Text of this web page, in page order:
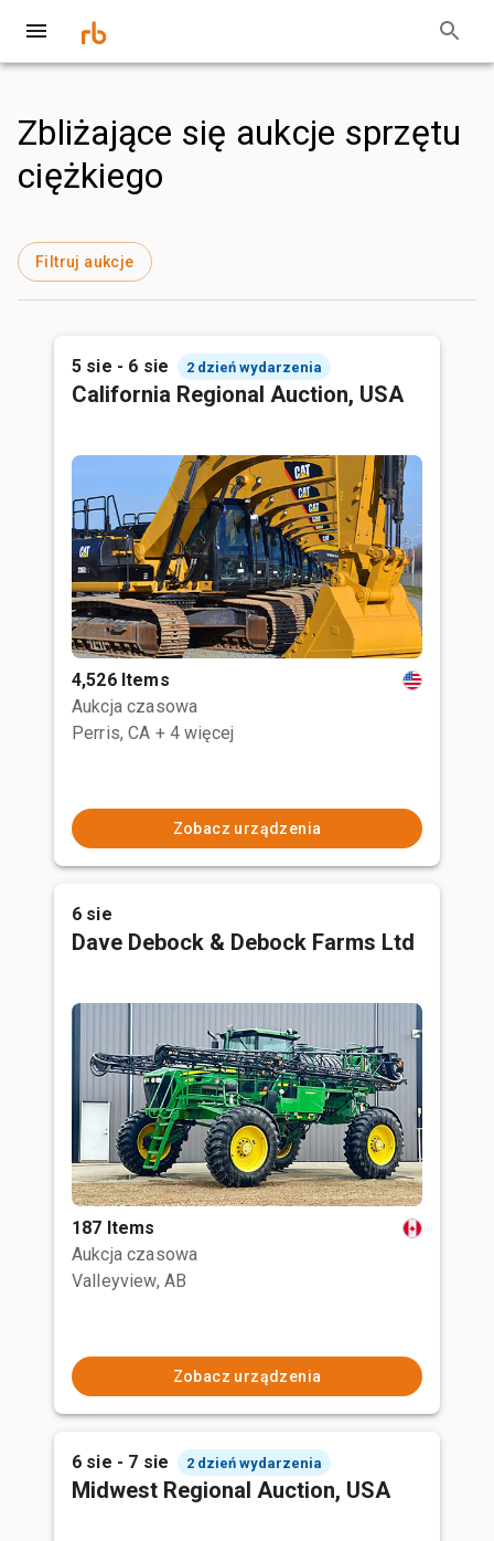
Zbliżające się aukcje sprzętu
ciężkiego
Filtruj aukcje
5 sie - 6 sie 2 dzień wydarzenia
California Regional Auction, USA
4,526 Items
Aukcja czasowa
Perris, CA + 4 więcej
Zobacz urządzenia
6 sie
Dave Debock & Debock Farms Ltd
187 Items
Aukcja czasowa
Valleyview, AB
Zobacz urządzenia
6 sie - 7 sie 2 dzień wydarzenia
Midwest Regional Auction, USA